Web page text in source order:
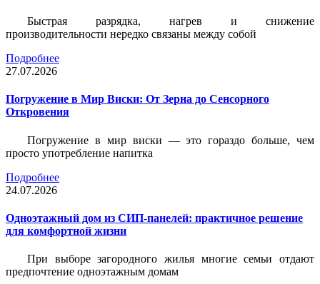
Быстрая разрядка, нагрев и снижение
производительности нередко связаны между собой
Подробнее
27.07.2026
Погружение в Мир Виски: От Зерна до Сенсорного
Откровения
Погружение в мир виски — это гораздо больше, чем
просто употребление напитка
Подробнее
24.07.2026
Одноэтажный дом из СИП-панелей: практичное решение
для комфортной жизни
При выборе загородного жилья многие семьи отдают
предпочтение одноэтажным домам